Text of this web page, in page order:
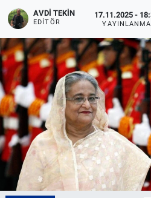
AVDI TEKIN
EDITÖR
17.11.2025 -
YAYINLANMA